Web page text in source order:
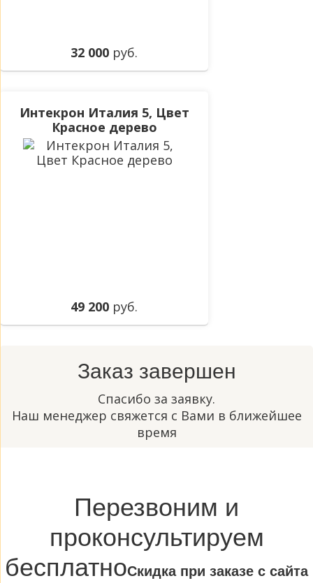
32 000 руб.
Интекрон Италия 5, Цвет
Красное дерево
49 200 руб.
Заказ завершен
Спасибо за заявку.
Наш менеджер свяжется с Вами в ближейшее
время
Перезвоним и
проконсультируем
бесплатноCкидка при заказе с сайта